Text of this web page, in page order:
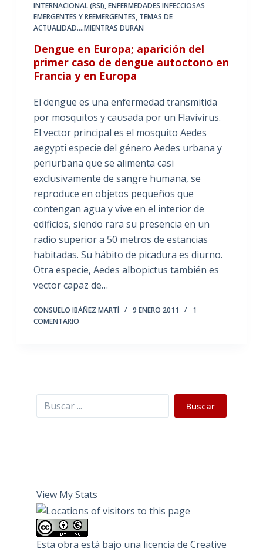
INTERNACIONAL (RSI),ENFERMEDADES INFECCIOSAS
EMERGENTES Y REEMERGENTES, TEMAS DE
ACTUALIDAD....MIENTRAS DURAN
Dengue en Europa; aparición del
primer caso de dengue autoctono en
Francia y en Europa
El dengue es una enfermedad transmitida
por mosquitos y causada por un Flavivirus.
El vector principal es el mosquito Aedes
aegypti especie del género Aedes urbana y
periurbana que se alimenta casi
exclusivamente de sangre humana, se
reproduce en objetos pequeños que
contengan agua y vive en el interior de
edificios, siendo rara su presencia en un
radio superior a 50 metros de estancias
habitadas. Su hábito de picadura es diurno.
Otra especie, Aedes albopictus también es
vector capaz de…
CONSUELO IBÁÑEZ MARTÍ 9 ENERO 2011
1
COMENTARIO
Buscar Buscar
View My Stats
Esta obra está bajo una licencia de Creative